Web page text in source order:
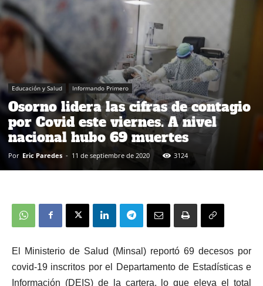
Educación y Salud Informando Primero
Osorno lidera las cifras de contagio
por Covid este viernes. A nivel
nacional hubo 69 muertes
Por Eric Paredes - 11 de septiembre de 2020 3124
El Ministerio de Salud (Minsal) reportó 69 decesos por
covid-19 inscritos por el Departamento de Estadísticas e
Información (DEIS) de la cartera, lo que eleva el total